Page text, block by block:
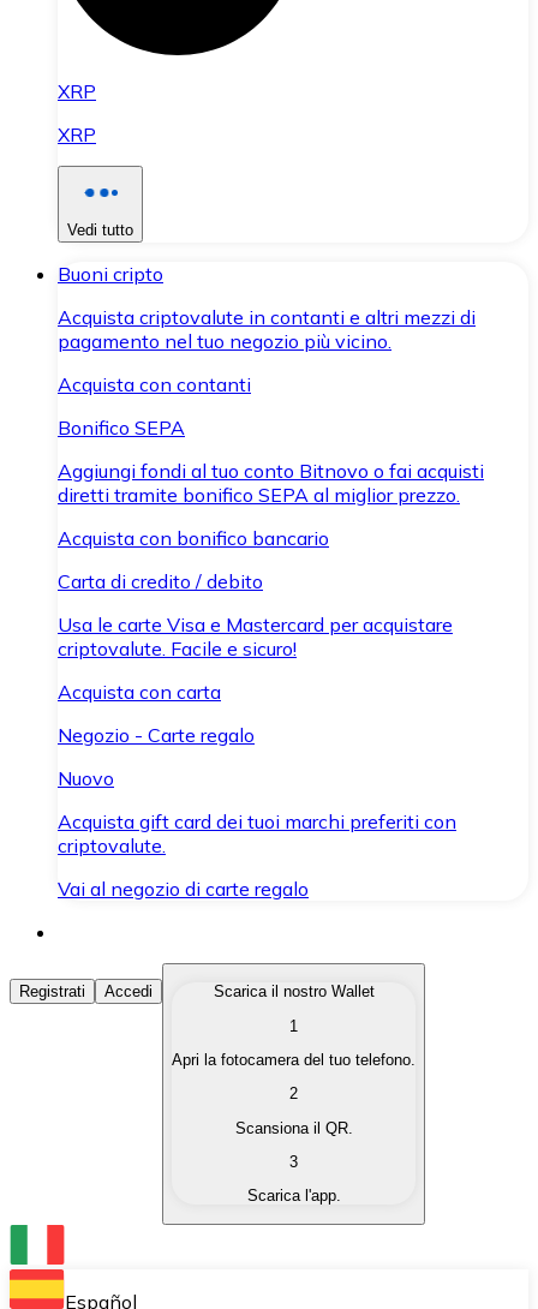
XRP
XRP
Vedi tutto
Buoni cripto
Acquista criptovalute in contanti e altri mezzi di
pagamento nel tuo negozio più vicino.
Acquista con contanti
Bonifico SEPA
Aggiungi fondi al tuo conto Bitnovo o fai acquisti
diretti tramite bonifico SEPA al miglior prezzo.
Acquista con bonifico bancario
Carta di credito / debito
Usa le carte Visa e Mastercard per acquistare
criptovalute. Facile e sicuro!
Acquista con carta
Negozio - Carte regalo
Nuovo
Acquista gift card dei tuoi marchi preferiti con
criptovalute.
Vai al negozio di carte regalo
Acquista Criptovalute
Acquista le criptovalute che ti interessano in modo
Converti le tue criptovalute in valuta fiat quando ne
Scambia una criptovaluta con un'altra
Conserva le tue cripto in un Wallet self-custodial.
Registrati Accedi
Scarica il nostro Wallet
1
Apri la fotocamera del tuo telefono.
2
Scansiona il QR.
3
Scarica l'app.
Español